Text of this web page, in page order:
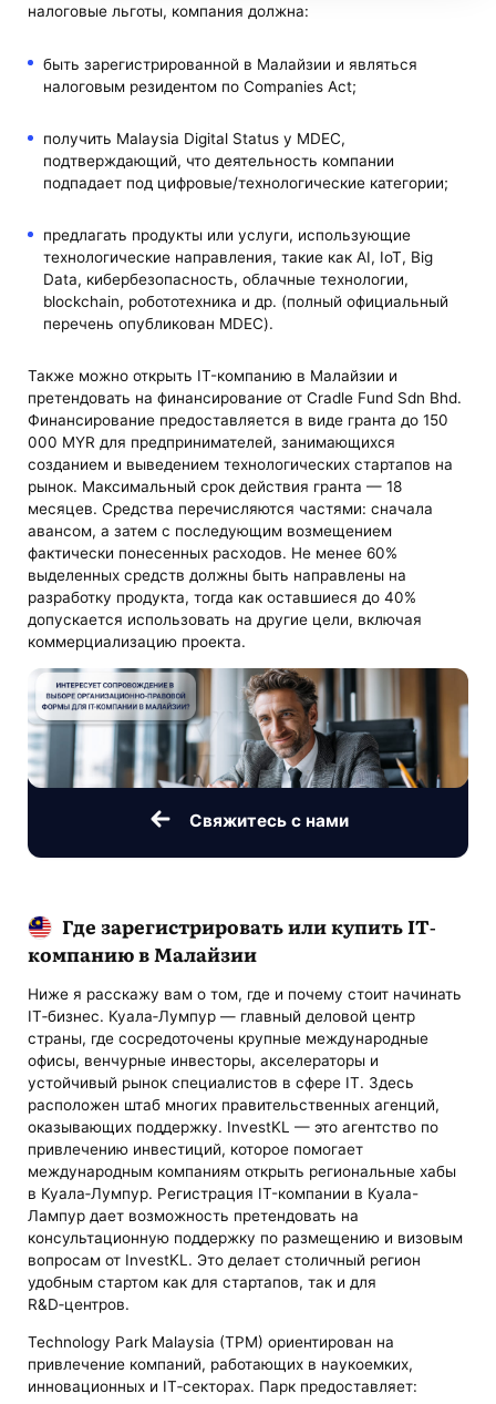
налоговые льготы, компания должна:
быть зарегистрированной в Малайзии и являться
налоговым резидентом по Companies Act;
получить Malaysia Digital Status у MDEC,
подтверждающий, что деятельность компании
подпадает под цифровые/технологические категории;
предлагать продукты или услуги, использующие
технологические направления, такие как AI, IoT, Big
Data, кибербезопасность, облачные технологии,
blockchain, робототехника и др. (полный официальный
перечень опубликован MDEC).
Также можно открыть IT-компанию в Малайзии и
претендовать на финансирование от Cradle Fund Sdn Bhd.
Финансирование предоставляется в виде гранта до 150
000 MYR для предпринимателей, занимающихся
созданием и выведением технологических стартапов на
рынок. Максимальный срок действия гранта — 18
месяцев. Средства перечисляются частями: сначала
авансом, а затем с последующим возмещением
фактически понесенных расходов. Не менее 60%
выделенных средств должны быть направлены на
разработку продукта, тогда как оставшиеся до 40%
допускается использовать на другие цели, включая
коммерциализацию проекта.
Свяжитесь с нами
Где зарегистрировать или купить IT-
компанию в Малайзии
Ниже я расскажу вам о том, где и почему стоит начинать
IT‑бизнес. Куала‑Лумпур — главный деловой центр
страны, где сосредоточены крупные международные
офисы, венчурные инвесторы, акселераторы и
устойчивый рынок специалистов в сфере IT. Здесь
расположен штаб многих правительственных агенций,
оказывающих поддержку. InvestKL — это агентство по
привлечению инвестиций, которое помогает
международным компаниям открыть региональные хабы
в Куала‑Лумпур. Регистрация IT-компании в Куала-
Лампур дает возможность претендовать на
консультационную поддержку по размещению и визовым
вопросам от InvestKL. Это делает столичный регион
удобным стартом как для стартапов, так и для
R&D‑центров.
Technology Park Malaysia (TPM) ориентирован на
привлечение компаний, работающих в наукоемких,
инновационных и IT‑секторах. Парк предоставляет: